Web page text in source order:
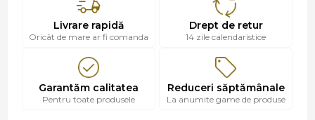
Livrare rapidă
Oricât de mare ar fi comanda
Drept de retur
14 zile calendaristice
Garantăm calitatea
Pentru toate produsele
Reduceri săptămânale
La anumite game de produse